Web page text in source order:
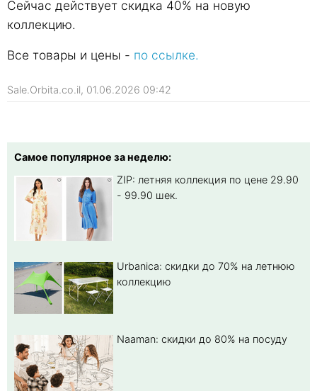
Сейчас действует скидка 40% на новую
коллекцию.
Все товары и цены - по ссылке.
Sale.Orbita.co.il, 01.06.2026 09:42
Самое популярное за неделю:
ZIP: летняя коллекция по цене 29.90
- 99.90 шек.
Urbanica: скидки до 70% на летнюю
коллекцию
Naaman: скидки до 80% на посуду